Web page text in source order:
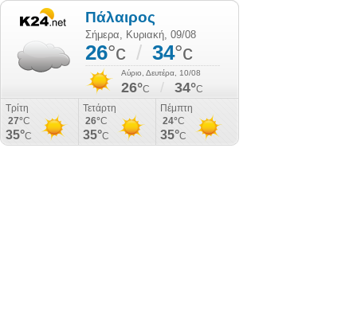
Πάλαιρος
Σήμερα, Κυριακή, 09/08
26°c / 34°c
Αύριο, Δευτέρα, 10/08
26°C / 34°C
Τρίτη
27°C
35°C
Τετάρτη
26°C
35°C
Πέμπτη
24°C
35°C